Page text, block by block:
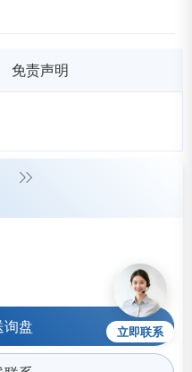
免责声明
询盘 立即联系